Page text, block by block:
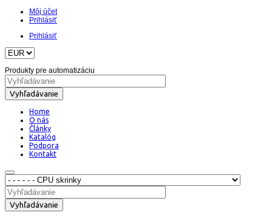
Môj účet
Prihlásiť
Prihlásiť
Produkty pre automatizáciu
Vyhľadávanie
Home
O nás
Články
Katalóg
Podpora
Kontakt
Vyhľadávanie